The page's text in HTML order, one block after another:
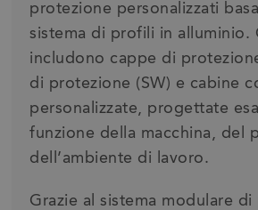
protezione personalizzati
sistema di profili in alluminio.
includono cappe di
di protezione (SW) e cabine
personalizzate, progettate
funzione della macchina, del
dell’ambiente di lavoro.
Grazie al sistema modulare